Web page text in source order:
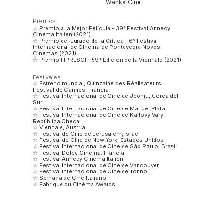
Wanka Cine
Premios
☆ Premio a la Mejor Película - 39° Festival Annecy
Cinéma Italien (2021)
☆ Premio del Jurado de la Crítica - 6° Festival
Internacional de Cinema de Pontevedra Novos
Cinemas (2021)
☆ Premio FIPRESCI - 59ª Edición de la Viennale (2021)
Festivales
☆ Estreno mundial, Quinzaine des Réalisateurs,
Festival de Cannes, Francia
☆ Festival Internacional de Cine de Jeonju, Corea del
Sur
☆ Festival Internacional de Cine de Mar del Plata
☆ Festival Internacional de Cine de Karlovy Vary,
República Checa
☆ Viennale, Austria
☆ Festival de Cine de Jerusalem, Israel
☆ Festival de Cine de New York, Estados Unidos
☆ Festival Internacional de Cine de São Paulo, Brasil
☆ Festival Dolce Cinema, Francia
☆ Festival Annecy Cinéma Italien
☆ Festival Internacional de Cine de Vancouver
☆ Festival Internacional de Cine de Torino
☆ Semana de Cine Italiano
☆ Fabrique du Cinéma Awards